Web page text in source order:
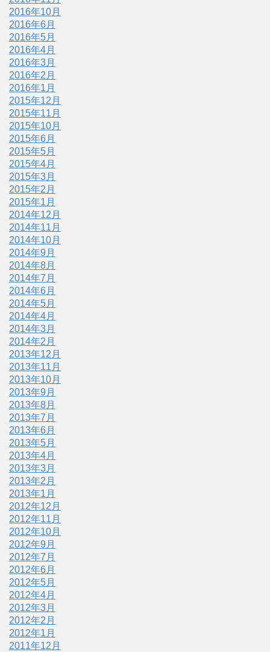
2016年10月
2016年6月
2016年5月
2016年4月
2016年3月
2016年2月
2016年1月
2015年12月
2015年11月
2015年10月
2015年6月
2015年5月
2015年4月
2015年3月
2015年2月
2015年1月
2014年12月
2014年11月
2014年10月
2014年9月
2014年8月
2014年7月
2014年6月
2014年5月
2014年4月
2014年3月
2014年2月
2013年12月
2013年11月
2013年10月
2013年9月
2013年8月
2013年7月
2013年6月
2013年5月
2013年4月
2013年3月
2013年2月
2013年1月
2012年12月
2012年11月
2012年10月
2012年9月
2012年7月
2012年6月
2012年5月
2012年4月
2012年3月
2012年2月
2012年1月
2011年12月